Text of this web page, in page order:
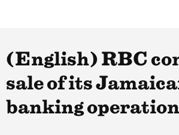
(English) RBC
sale of its
banking